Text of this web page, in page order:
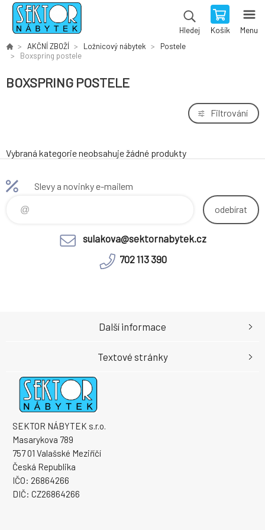
Hledej Košík Menu
AKČNÍ ZBOŽÍ Ložnicový nábytek
Postele
Boxspring postele
BOXSPRING POSTELE
Filtrování
Vybraná kategorie neobsahuje žádné produkty
Slevy a novinky e-mailem
odebírat
sulakova@sektornabytek.cz
702 113 390
SEKTOR NÁBYTEK s.r.o.
Masarykova 789
757 01 Valašské Meziříčí
Česká Republika
IČO: 26864266
DIČ: CZ26864266
Další informace
Textové stránky